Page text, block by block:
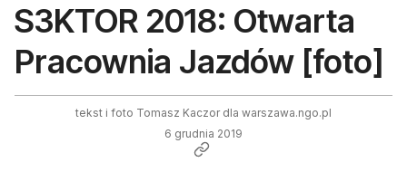
S3KTOR 2018: Otwarta
Pracownia Jazdów [foto]
tekst i foto Tomasz Kaczor dla warszawa.ngo.pl
6 grudnia 2019